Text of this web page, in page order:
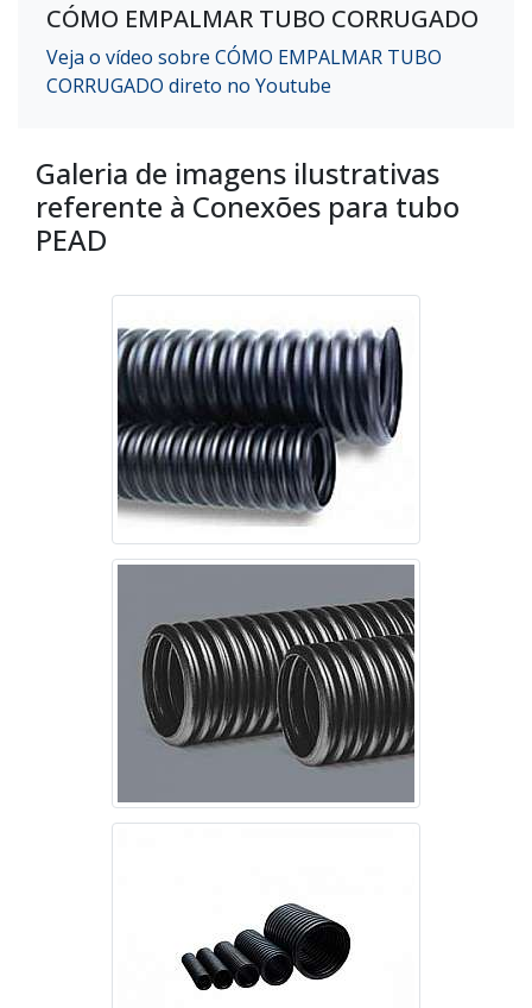
CÓMO EMPALMAR TUBO CORRUGADO
Veja o vídeo sobre CÓMO EMPALMAR TUBO
CORRUGADO direto no Youtube
Galeria de imagens ilustrativas
referente à Conexões para tubo
PEAD